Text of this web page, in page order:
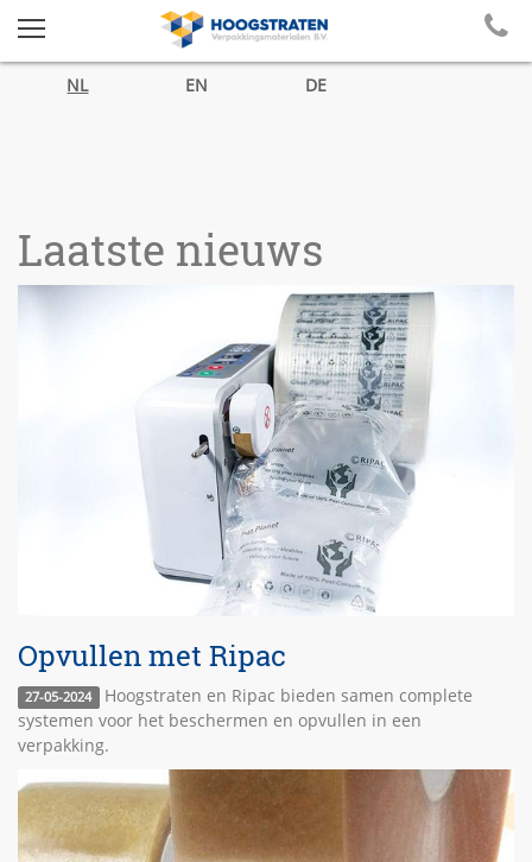
NL EN DE
Laatste nieuws
Opvullen met Ripac
27-05-2024 Hoogstraten en Ripac bieden samen complete
systemen voor het beschermen en opvullen in een
verpakking.